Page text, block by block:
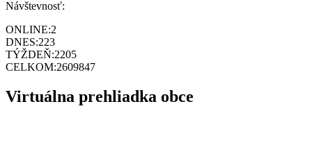
Návštevnosť:
ONLINE:2
DNES:223
TÝŽDEŇ:2205
CELKOM:2609847
Virtuálna prehliadka obce